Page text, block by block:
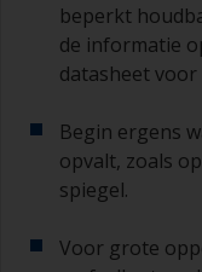
Oude
nuttig zijn
kleinere
beperkt
de informatie
datasheet
Begin ergens
opvalt, zoals
spiegel.
Voor grote